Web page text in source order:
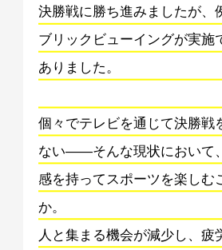
決勝戦に勝ち進みましたが、
ブリックビューイングが実施
ありました。
個々でテレビを通じて決勝戦
ない——そんな現状において
感を持ってスポーツを楽しむ
か。
人と集まる機会が減少し、疲